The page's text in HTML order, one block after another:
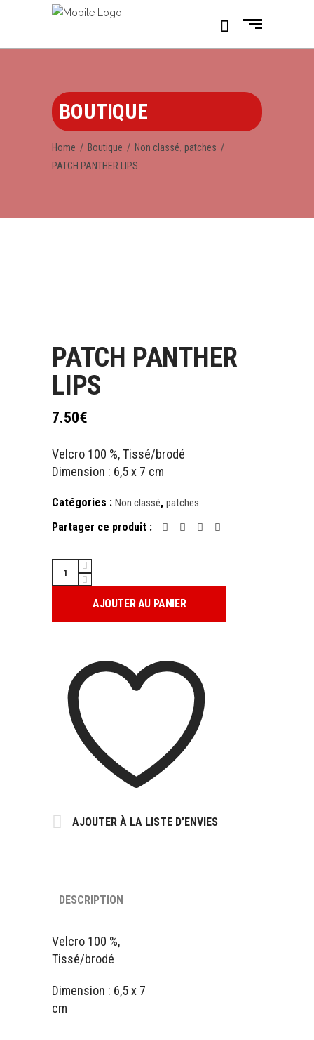
BOUTIQUE
Home / Boutique / Non classé patches /
PATCH PANTHER LIPS
PATCH PANTHER
LIPS
7.50€
Velcro 100 %, Tissé/brodé
Dimension : 6,5 x 7 cm
Catégories : Non classé, patches
Partager ce produit :
PANTHER
AJOUTER AU PANIER
AJOUTER À LA LISTE D’ENVIES
DESCRIPTION
Velcro 100 %,
Tissé/brodé
Dimension : 6,5 x 7
cm